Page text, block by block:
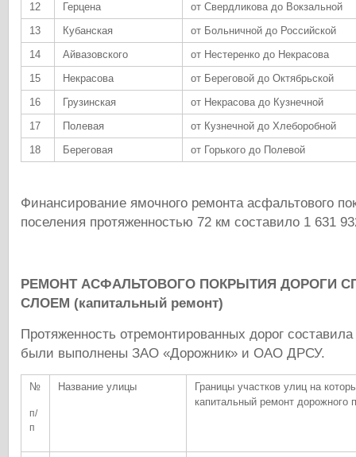
12
Герцена
от Свердликова до Вокзальной
13
Кубанская
от Больничной до Российской
14
Айвазовского
от Нестеренко до Некрасова
15
Некрасова
от Береговой до Октябрьской
16
Грузинская
от Некрасова до Кузнечной
17
Полевая
от Кузнечной до Хлеборобной
18
Береговая от Горького до Полевой
Финансирование ямочного ремонта асфальтового
поселения протяженностью 72 км составило 1 631
РЕМОНТ АСФАЛЬТОВОГО ПОКРЫТИЯ ДОРОГИ
СЛОЕМ (капитальный ремонт)
Протяженность отремонтированных дорог
были выполнены ЗАО «Дорожник» и ОАО ДРСУ.
№
п/
п
Название улицы
Границы участков улиц на
капитальный ремонт дорожного